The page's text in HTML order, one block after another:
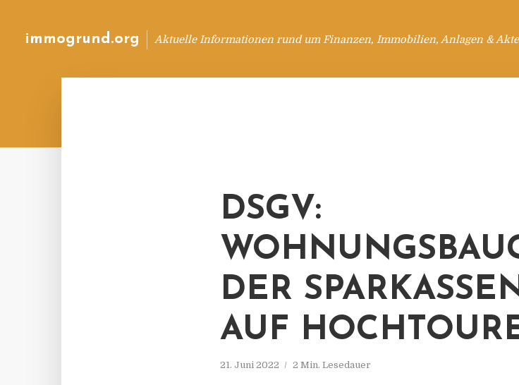
immogrund.org Aktuelle Informationen rund um Finanzen, Immobilien, Anlagen &
DSGV:
DER
AUF
21. Juni 2022 2 Min. Lesedauer